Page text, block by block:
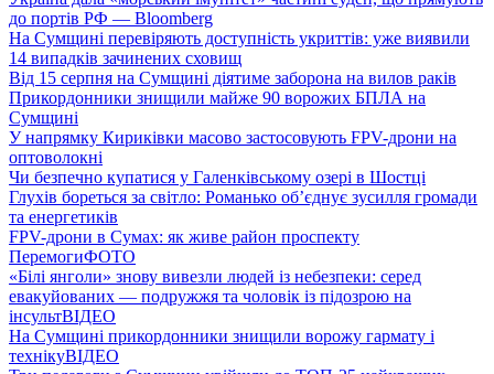
до портів РФ — Bloomberg
На Сумщині перевіряють доступність укриттів: уже виявили
14 випадків зачинених сховищ
Від 15 серпня на Сумщині діятиме заборона на вилов раків
Прикордонники знищили майже 90 ворожих БПЛА на
Сумщині
У напрямку Кириківки масово застосовують FPV-дрони на
оптоволокні
Чи безпечно купатися у Галенківському озері в Шостці
Глухів бореться за світло: Романько об’єднує зусилля громади
та енергетиків
FPV-дрони в Сумах: як живе район проспекту
ПеремогиФОТО
«Білі янголи» знову вивезли людей із небезпеки: серед
евакуйованих — подружжя та чоловік із підозрою на
інсультВІДЕО
На Сумщині прикордонники знищили ворожу гармату і
технікуВІДЕО